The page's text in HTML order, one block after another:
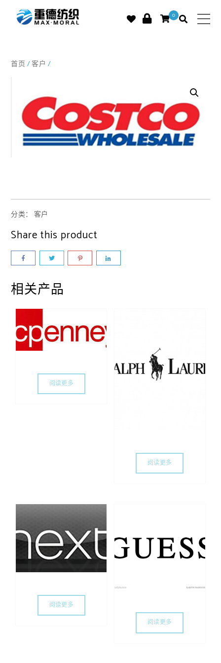
0
首页 /客户 /
分类：客户
Share this product
相关产品
阅读更多
阅读更多
阅读更多
阅读更多